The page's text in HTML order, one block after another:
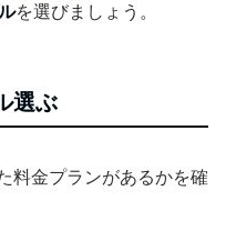
を選びましょう。
選ぶ
料金プランがあるかを確